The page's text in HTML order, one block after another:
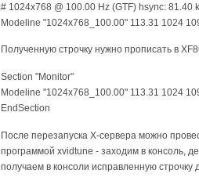
# 1024x768 @ 100.00 Hz (GTF) hsync: 81.40
Modeline "1024x768_100.00" 113.31 1024
Полученную строчку нужно прописать в
Section "Monitor"
Modeline "1024x768_100.00" 113.31 1024
EndSection
После перезапуска X-сервера можно
программой xvidtune - заходим в консоль,
получаем в консоли исправленную